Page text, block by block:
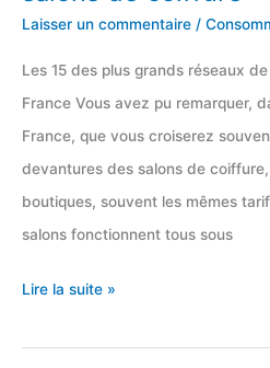
Laisser un commentaire /
Les 15 des plus grands réseaux
France Vous avez pu remarquer,
France, que vous croiserez
devantures des salons de
boutiques, souvent les mêmes
salons fonctionnent tous sous
Les
plus
Lire la suite »